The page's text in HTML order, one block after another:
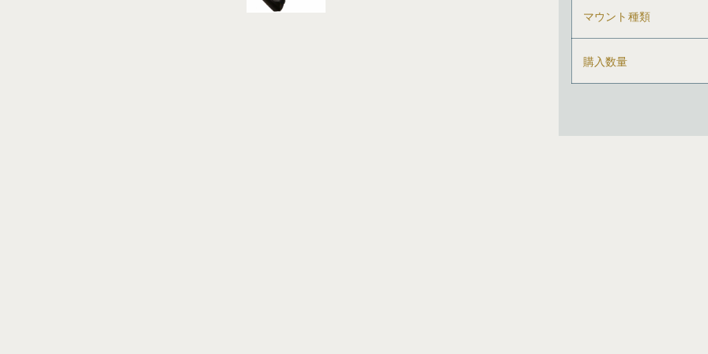
マウント種類
購入数量